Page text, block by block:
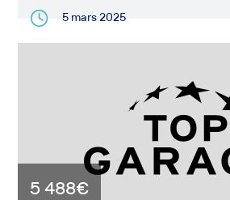
5 mars 2025
5 488€